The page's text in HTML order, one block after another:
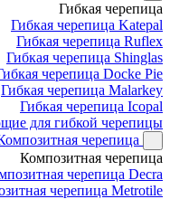
Гибкая черепица
Гибкая черепица Katepal
Гибкая черепица Ruflex
Гибкая черепица Shinglas
черепица Docke Pie
Гибкая черепица Malarkey
Гибкая черепица Icopal
для гибкой черепицы
черепица
Композитная черепица
черепица Decra
черепица Metrotile